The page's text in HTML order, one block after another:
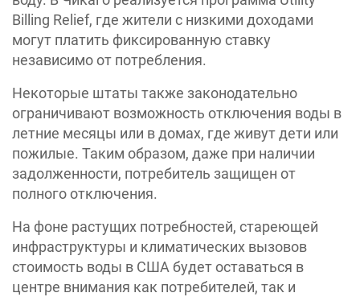
Billing Relief, где жители с низкими доходами
могут платить фиксированную ставку
независимо от потребления.
Некоторые штаты также законодательно
ограничивают возможность отключения воды в
летние месяцы или в домах, где живут дети или
пожилые. Таким образом, даже при наличии
задолженности, потребитель защищен от
полного отключения.
На фоне растущих потребностей, стареющей
инфраструктуры и климатических вызовов
стоимость воды в США будет оставаться в
центре внимания как потребителей, так и